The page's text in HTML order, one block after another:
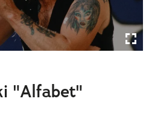
"Alfabet"